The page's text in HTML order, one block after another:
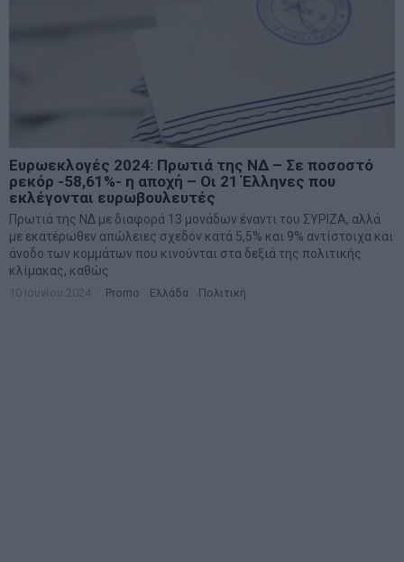
Ευρωεκλογές 2024: Πρωτιά της ΝΔ – Σε ποσοστό
ρεκόρ -58,61%- η αποχή – Οι 21 Έλληνες που
εκλέγονται ευρωβουλευτές
Πρωτιά της ΝΔ με διαφορά 13 μονάδων έναντι του ΣΥΡΙΖΑ, αλλά
με εκατέρωθεν απώλειες σχεδόν κατά 5,5% και 9% αντίστοιχα και
άνοδο των κομμάτων που κινούνται στα δεξιά της πολιτικής
κλίμακας, καθώς
10 Ιουνίου 2024 Promo Ελλάδα Πολιτική